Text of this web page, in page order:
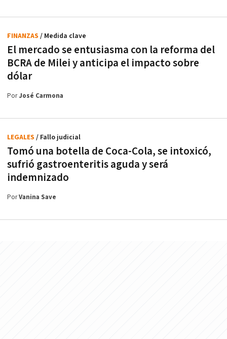
El mercado se entusiasma con la reforma del
BCRA de Milei y anticipa el impacto sobre
dólar
FINANZAS / Medida clave
PorJosé Carmona
Tomó una botella de Coca-Cola, se intoxicó,
sufrió gastroenteritis aguda y será
indemnizado
LEGALES / Fallo judicial
PorVanina Save